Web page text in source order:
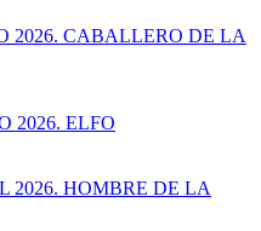
2026. CABALLERO DE LA
2026. ELFO
2026. HOMBRE DE LA